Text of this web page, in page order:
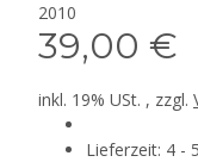
2010
39,00 €
inkl. 19% USt. , zzgl.
Lieferzeit: 4 -